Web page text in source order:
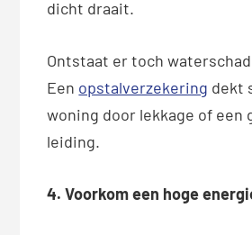
dicht draait.
Ontstaat er toch
Een opstalverzekering dekt
woning door lekkage of een
leiding.
4. Voorkom een hoge